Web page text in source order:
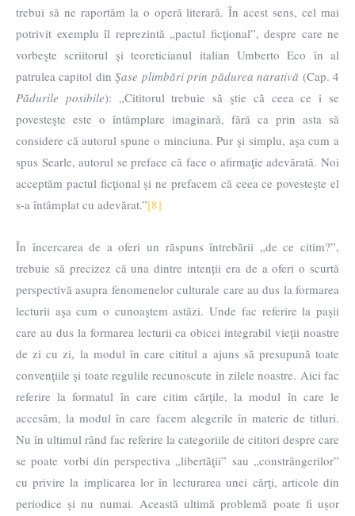
trebui să ne raportăm la o operă literară. În acest sens, cel mai
potrivit exemplu îl reprezintă „pactul ficţional”, despre care ne
vorbeşte scriitorul și teoreticianul italian Umberto Eco în al
patrulea capitol dinŞase plimbări prin pădurea narativă (Cap. 4
Pădurile posibile): „Cititorul trebuie să ştie că ceea ce i se
povesteşte este o întâmplare imaginară, fără ca prin asta să
considere că autorul spune o minciuna. Pur şi simplu, aşa cum a
spus Searle, autorul se preface că face o afirmaţie adevărată. Noi
acceptăm pactul ficţional şi ne prefacem că ceea ce povesteşte el
s-a întâmplat cu adevărat.”[8]
În încercarea de a oferi un răspuns întrebării „de ce citim?”,
trebuie să precizez că una dintre intenții era de a oferi o scurtă
perspectivă asupra fenomenelor culturale care au dus la formarea
lecturii aşa cum o cunoaştem astăzi. Unde fac referire la paşii
care au dus la formarea lecturii ca obicei integrabil vieţii noastre
de zi cu zi, la modul în care cititul a ajuns să presupună toate
convenţiile şi toate regulile recunoscute în zilele noastre. Aici fac
referire la formatul în care citim cărţile, la modul în care le
accesăm, la modul în care facem alegerile în materie de titluri.
Nu în ultimul rând fac referire la categoriile de cititori despre care
se poate vorbi din perspectiva „libertăţii” sau „constrângerilor”
cu privire la implicarea lor în lecturarea unei cărţi, articole din
periodice şi nu numai. Această ultimă problemă poate fi uşor